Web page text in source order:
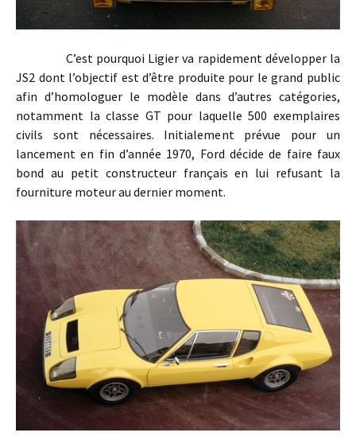
C’est pourquoi Ligier va rapidement développer la
JS2 dont l’objectif est d’être produite pour le grand public
afin d’homologuer le modèle dans d’autres catégories,
notamment la classe GT pour laquelle 500 exemplaires
civils sont nécessaires. Initialement prévue pour un
lancement en fin d’année 1970, Ford décide de faire faux
bond au petit constructeur français en lui refusant la
fourniture moteur au dernier moment.